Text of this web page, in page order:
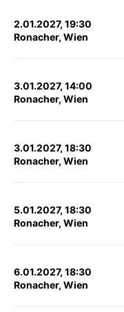
2.01.2027, 19:30
Ronacher, Wien
3.01.2027, 14:00
Ronacher, Wien
3.01.2027, 18:30
Ronacher, Wien
5.01.2027, 18:30
Ronacher, Wien
6.01.2027, 18:30
Ronacher, Wien